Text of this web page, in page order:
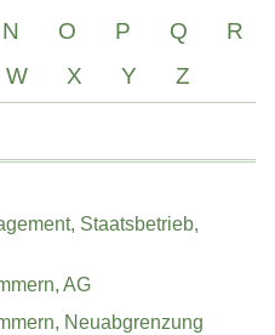
N O P Q
R
W X Y Z
Staatsbetrieb,
AG
Neuabgrenzung